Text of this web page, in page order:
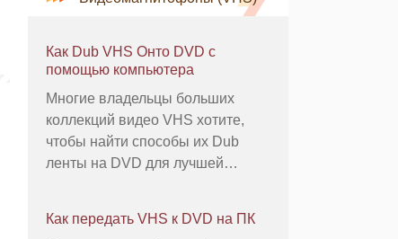
Как Dub VHS Онто DVD с
помощью компьютера
Многие владельцы больших
коллекций видео VHS хотите,
чтобы найти способы их Dub
ленты на DVD для лучшей
компьютере, необходимо карты
Как передать VHS к DVD на ПК